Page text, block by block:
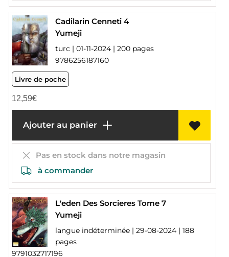
Cadilarin Cenneti 4
Yumeji
turc | 01-11-2024 | 200 pages
9786256187160
Livre de poche
12,59€
Ajouter au panier
Pas en stock dans notre magasin
à commander
L'eden Des Sorcieres Tome 7
Yumeji
langue indéterminée | 29-08-2024 | 188
pages
9791032717196